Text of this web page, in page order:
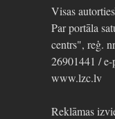
Visas
Par portāla
centrs", reģ.
26901441 /
www.lzc.lv
Reklāmas